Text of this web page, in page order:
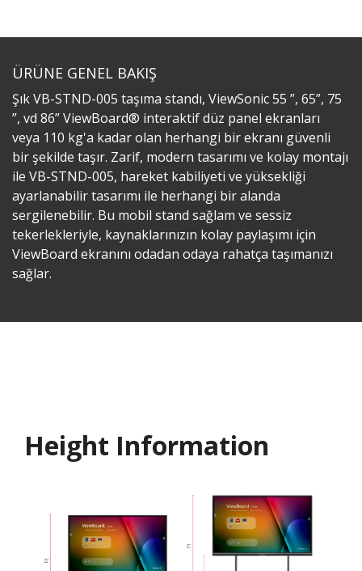
ÜRÜNE GENEL BAKIŞ
Şık VB-STND-005 taşıma standı, ViewSonic 55 ”, 65”, 75
”, vd 86” ViewBoard® interaktif düz panel ekranları
veya 110 kg'a kadar olan herhangi bir ekranı güvenli
bir şekilde taşır. Zarif, modern tasarımı ve kolay montajı
ile VB-STND-005, hareket kabiliyeti ve yüksekliği
ayarlanabilir tasarımı ile herhangi bir alanda
sergilenebilir. Bu mobil stand sağlam ve sessiz
tekerlekleriyle, kaynaklarınızın kolay paylaşımı için
ViewBoard ekranını odadan odaya rahatça taşımanızı
sağlar.
Height Information